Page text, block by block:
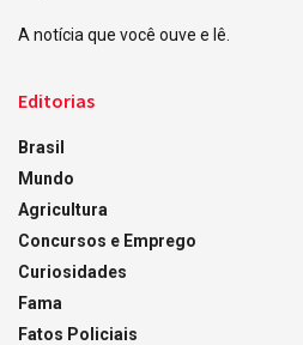
A notícia que você ouve e lê.
Editorias
Brasil
Mundo
Agricultura
Concursos e Emprego
Curiosidades
Fama
Fatos Policiais